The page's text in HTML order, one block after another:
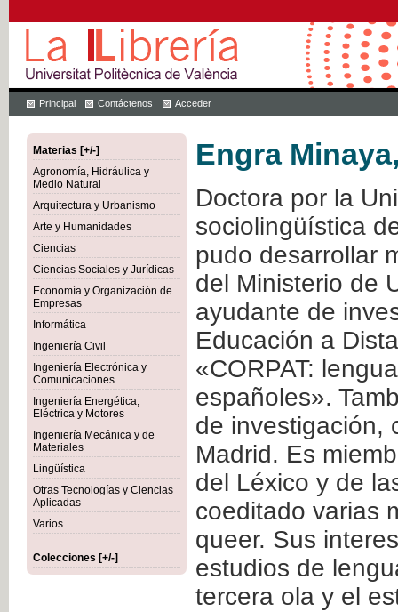
Principal Contáctenos Acceder
Materias [+/-]
Agronomía, Hidráulica y
Medio Natural
Arquitectura y Urbanismo
Arte y Humanidades
Ciencias
Ciencias Sociales y Jurídicas
Economía y Organización de
Empresas
Informática
Ingeniería Civil
Ingeniería Electrónica y
Comunicaciones
Ingeniería Energética,
Eléctrica y Motores
Ingeniería Mecánica y de
Materiales
Lingüística
Otras Tecnologías y Ciencias
Aplicadas
Varios
Colecciones [+/-]
Engra
Doctora por la
sociolingüística
pudo desarrollar
del Ministerio de
ayudante de
Educación a
«CORPAT:
españoles».
de investigación,
Madrid. Es
del Léxico y de
coeditado varias
queer. Sus
estudios de
tercera ola y el